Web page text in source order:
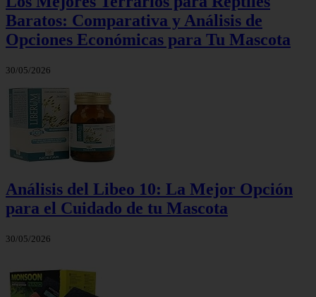
Baratos: Comparativa y Análisis de
Opciones Económicas para Tu Mascota
30/05/2026
Análisis del Libeo 10: La Mejor Opción
para el Cuidado de tu Mascota
30/05/2026